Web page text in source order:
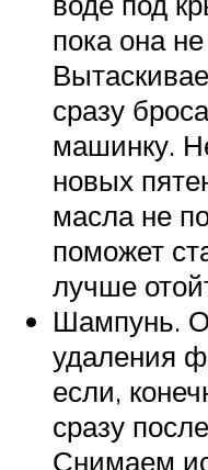
пока она
сразу
машинку.
новых
масла не
поможет
лучше
Шампунь.
удаления
если,
сразу
Снимаем